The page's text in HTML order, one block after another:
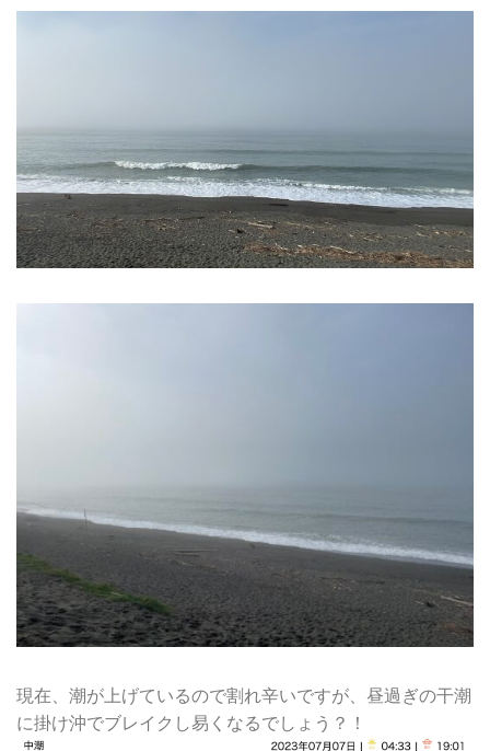
現在、潮が上げているので割れ辛いですが、昼過ぎの干潮
に掛け沖でブレイクし易くなるでしょう？！